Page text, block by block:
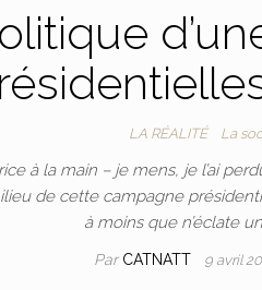
LA RÉALITÉ La
à la main – je mens, je l’ai
de cette campagne
à moins que n’éclate
Par CATNATT 9 avril